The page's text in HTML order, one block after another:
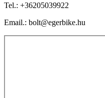
Tel.: +36205039922
Email.: bolt@egerbike.hu